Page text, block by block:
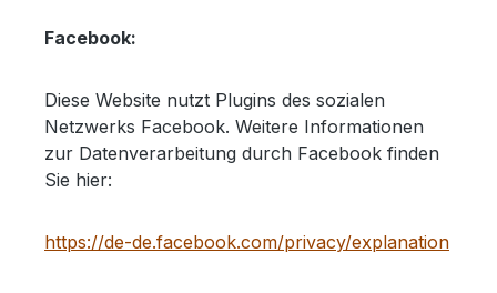
Facebook:
Diese Website nutzt Plugins des sozialen
Netzwerks Facebook. Weitere Informationen
zur Datenverarbeitung durch Facebook finden
Sie hier:
https://de-de.facebook.com/privacy/explanation